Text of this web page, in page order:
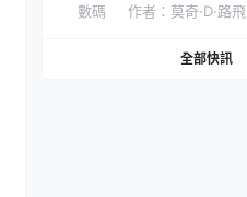
數碼 作者： 莫奇·D·路飛
全部快訊